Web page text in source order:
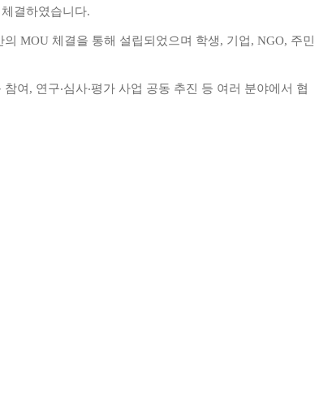
결하였습니다.
의 MOU 체결을 통해 설립되었으며 학생, 기업, NGO, 주민
참여, 연구‧심사‧평가 사업 공동 추진 등 여러 분야에서 협